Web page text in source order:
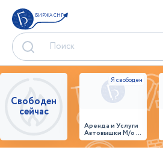
БИРЖА СНГ
Свободен
сейчас
Аренда и Услуги
Автовышки М/о г.
Домодедово
26,28,32 место